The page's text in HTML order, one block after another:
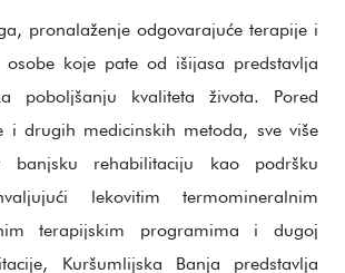
pronalaženje odgovarajuće terapije i
osobe koje pate od išijasa predstavlja
poboljšanju kvaliteta života. Pored
i drugih medicinskih metoda, sve više
banjsku rehabilitaciju kao podršku
lekovitim termomineralnim
terapijskim programima i dugoj
Kuršumlijska Banja predstavlja